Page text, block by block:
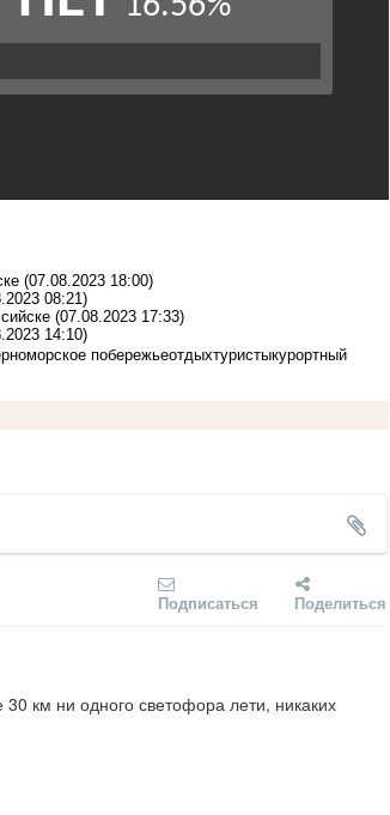
(07.08.2023 18:00)
08:21)
(07.08.2023 17:33)
14:10)
побережьеотдыхтуристыкурортный
Подписаться Поделиться
км ни одного светофора лети, никаких